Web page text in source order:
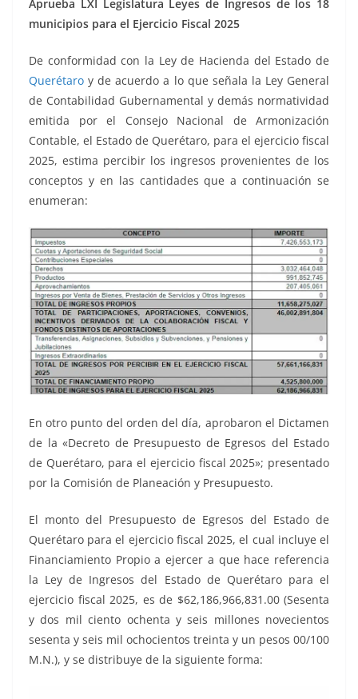
Aprueba LXI Legislatura Leyes de Ingresos de los 18
municipios para el Ejercicio Fiscal 2025
De conformidad con la Ley de Hacienda del Estado de
Querétaroy de acuerdo a lo que señala la Ley General
de Contabilidad Gubernamental y demás normatividad
emitida por el Consejo Nacional de Armonización
Contable, el Estado de Querétaro, para el ejercicio fiscal
2025, estima percibir los ingresos provenientes de los
conceptos y en las cantidades que a continuación se
enumeran:
En otro punto del orden del día, aprobaron el Dictamen
de la «Decreto de Presupuesto de Egresos del Estado
de Querétaro, para el ejercicio fiscal 2025»; presentado
por la Comisión de Planeación y Presupuesto.
El monto del Presupuesto de Egresos del Estado de
Querétaro para el ejercicio fiscal 2025, el cual incluye el
Financiamiento Propio a ejercer a que hace referencia
la Ley de Ingresos del Estado de Querétaro para el
ejercicio fiscal 2025, es de $62,186,966,831.00 (Sesenta
y dos mil ciento ochenta y seis millones novecientos
sesenta y seis mil ochocientos treinta y un pesos 00/100
M.N.), y se distribuye de la siguiente forma: